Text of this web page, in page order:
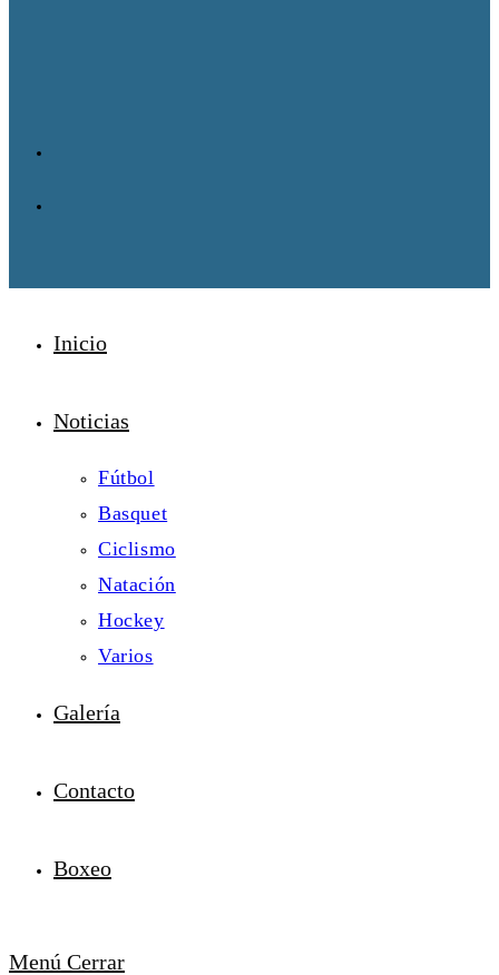
Inicio
Noticias
Fútbol
Basquet
Ciclismo
Natación
Hockey
Varios
Galería
Contacto
Boxeo
Menú Cerrar